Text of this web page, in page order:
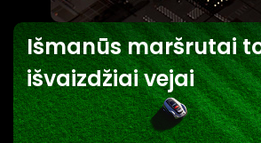
Išmanūs maršrutai
išvaizdžiai vejai